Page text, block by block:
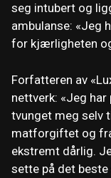
seg intubert og
ambulanse: «Jeg
for kjærligheten
Forfatteren av
nettverk: «Jeg
tvunget meg selv
matforgiftet og
ekstremt dårlig.
sette på det